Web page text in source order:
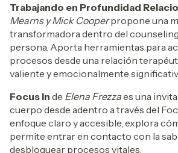
Trabajando en Profundidad
Mearns y Mick Cooperpropone una
transformadora dentro del
persona. Aporta herramientas para
procesos desde una relación
valiente y emocionalmente
Focus In de Elena Frezzaes una
cuerpo desde adentro a través del
enfoque claro y accesible, explora
permite entrar en contacto con la
desbloquear procesos vitales.